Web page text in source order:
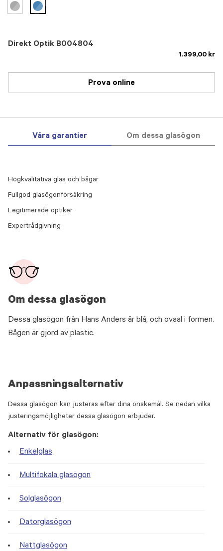
Direkt Optik B004804
1.399,00 kr
selected
Prova online
Våra garantier Om dessa glasögon
Om dessa glasögon
Dessa glasögon från Hans Anders är blå, och ovaal i formen.
Bågen är gjord av plastic.
Högkvalitativa glas och bågar
Fullgod glasögonförsäkring
Legitimerade optiker
Expertrådgivning
Anpassningsalternativ
Dessa glasögon kan justeras efter dina önskemål. Se nedan vilka
justeringsmöjligheter dessa glasögon erbjuder.
Alternativ för glasögon:
Enkelglas
Multifokala glasögon
Solglasögon
Datorglasögon
Nattglasögon